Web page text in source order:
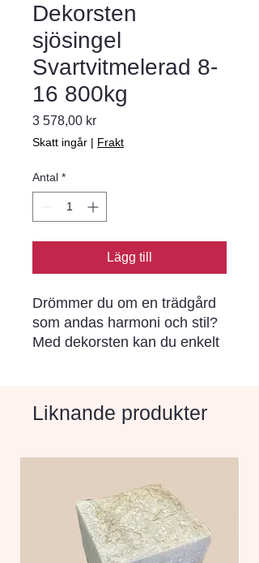
Dekorsten
sjösingel
Svartvitmelerad 8-
16 800kg
3 578,00 krPris
Skatt ingår | Frakt
Antal *
Lägg till
Drömmer du om en trädgård
som andas harmoni och stil?
Med dekorsten kan du enkelt
för att hitta den perfekta
Liknande produkter